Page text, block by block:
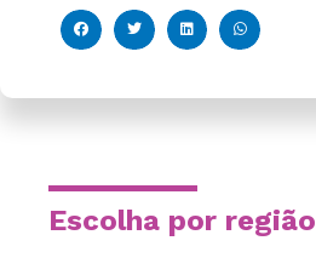
Escolha por região